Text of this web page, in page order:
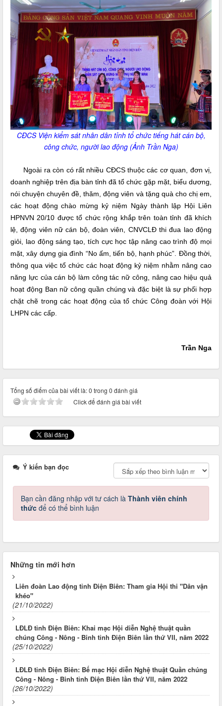
CĐCS Viện kiểm sát nhân dân tỉnh tổ chức tiếng hát cán bộ,
công chức, người lao động (Ảnh Trần Nga)
Ngoài ra còn có rất nhiều CĐCS thuộc các cơ quan, đơn vị,
doanh nghiệp trên địa bàn tỉnh đã tổ chức gặp mặt, biểu dương,
nói chuyện chuyên đề, thăm, động viên và tặng quà cho chị em,
các hoạt động chào mừng kỷ niệm Ngày thành lập Hội Liên
HPNVN 20/10 được tổ chức rộng khắp trên toàn tỉnh đã khích
lệ, động viên nữ cán bộ, đoàn viên, CNVCLĐ thi đua lao động
giỏi, lao động sáng tạo, tích cực học tập nâng cao trình độ mọi
mặt, xây dựng gia đình “No ấm, tiến bộ, hạnh phúc”. Đồng thời,
thông qua việc tổ chức các hoạt động kỷ niệm nhằm nâng cao
năng lực của cán bộ làm công tác nữ công, nâng cao hiệu quả
hoạt động Ban nữ công quần chúng và đặc biệt là sự phối hợp
chặt chẽ trong các hoạt động của tổ chức Công đoàn với Hội
LHPN các cấp.
Trần Nga
Tổng số điểm của bài viết là: 0 trong 0 đánh giá
Click để đánh giá bài viết
Ý kiến bạn đọc
Bạn cần đăng nhập với tư cách là Thành viên chính
thức để có thể bình luận
Những tin mới hơn
Liên đoàn Lao động tỉnh Điện Biên: Tham gia Hội thi "Dân vận
khéo"
(21/10/2022)
LĐLĐ tỉnh Điện Biên: Khai mạc Hội diễn Nghệ thuật quần
chúng Công - Nông - Binh tỉnh Điện Biên lần thứ VII, năm 2022
(25/10/2022)
LĐLĐ tỉnh Điện Biên: Bế mạc Hội diễn Nghệ thuật Quần chúng
Công - Nông - Binh tỉnh Điện Biên lần thứ VII, năm 2022
(26/10/2022)